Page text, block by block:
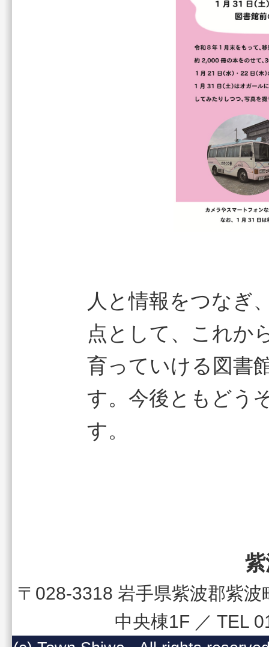
人と情報をつなぎ
点として、これか
育っていける図書
す。今後ともどう
す。
〒028-3318 岩手県紫波郡紫
中央棟1F ／ TEL